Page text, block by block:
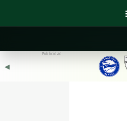
◀︎
Publicidad